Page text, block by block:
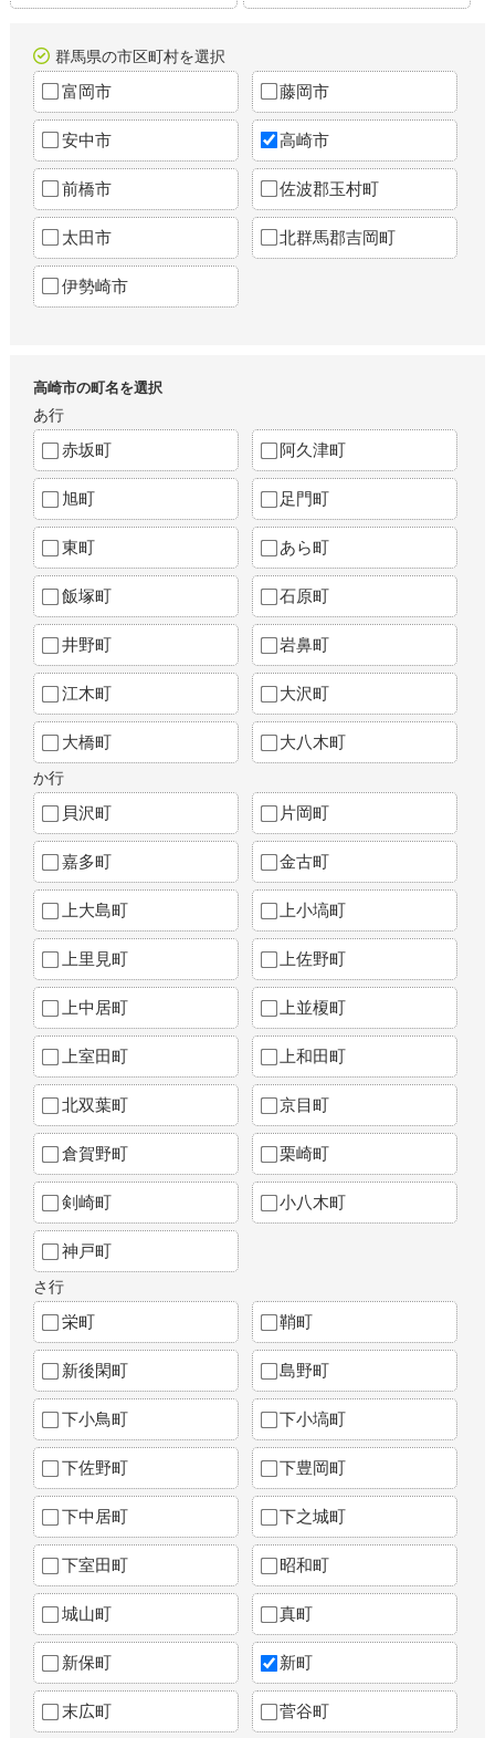
群馬県の市区町村を選択
富岡市 藤岡市
安中市 高崎市
前橋市 佐波郡玉村町
太田市 北群馬郡吉岡町
伊勢崎市
高崎市の町名を選択
あ行
赤坂町 阿久津町
旭町 足門町
東町 あら町
飯塚町 石原町
井野町 岩鼻町
江木町 大沢町
大橋町 大八木町
か行
貝沢町 片岡町
嘉多町 金古町
上大島町 上小塙町
上里見町 上佐野町
上中居町 上並榎町
上室田町 上和田町
北双葉町 京目町
倉賀野町 栗崎町
剣崎町 小八木町
神戸町
さ行
栄町 鞘町
新後閑町 島野町
下小鳥町 下小塙町
下佐野町 下豊岡町
下中居町 下之城町
下室田町 昭和町
城山町 真町
新保町 新町
末広町 菅谷町